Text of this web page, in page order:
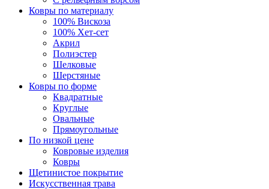
Ковры по материалу
100% Вискоза
100% Хет-сет
Акрил
Полиэстер
Шелковые
Шерстяные
Ковры по форме
Квадратные
Круглые
Овальные
Прямоугольные
По низкой цене
Ковровые изделия
Ковры
Щетинистое покрытие
Искусственная трава